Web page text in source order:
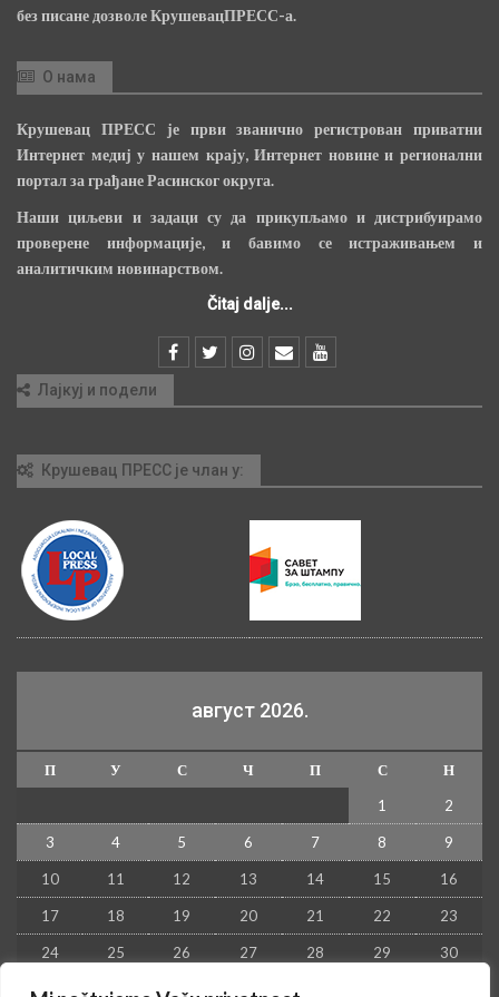
без писане дозволе КрушевацПРЕСС-а.
О нама
Крушевац ПРЕСС је први званично регистрован приватни
Интернет медиј у нашем крају, Интернет новине и регионални
портал за грађане Расинског округа.
Наши циљеви и задаци су да прикупљамо и дистрибуирамо
проверене информације, и бавимо се истраживањем и
аналитичким новинарством.
Čitaj dalje...
Лајкуј и подели
Крушевац ПРЕСС је члан у:
август 2026.
П У С Ч П С
Н
1
2
3 4 5 6 7 8 9
10 11 12 13 14 15 16
17 18 19 20 21 22 23
24 25 26 27 28 29 30
31